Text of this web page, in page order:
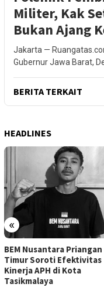
Militer, Kak
Bukan Ajang
Jakarta —
Gubernur Jawa Barat,
BERITA TERKAIT
HEADLINES
«
BEM Nusantara Priangan
Timur Soroti Efektivitas
Kinerja APH di Kota
Tasikmalaya